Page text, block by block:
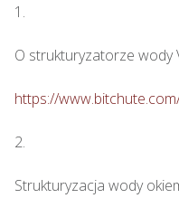
1.
O strukturyzatorze wody
https://
2.
Strukturyzacja wody